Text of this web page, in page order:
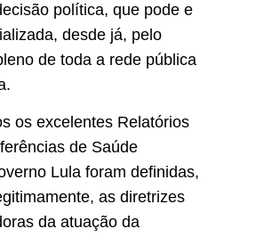
política, que pode e
desde já, pelo
de toda a rede pública
os excelentes Relatórios
de Saúde
Lula foram definidas,
as diretrizes
da atuação da